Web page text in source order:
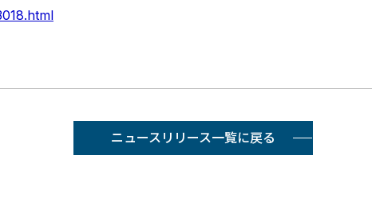
ニュースリリース一覧に戻る